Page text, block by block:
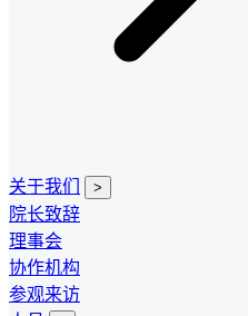
关于我们 >
院长致辞
理事会
协作机构
参观来访